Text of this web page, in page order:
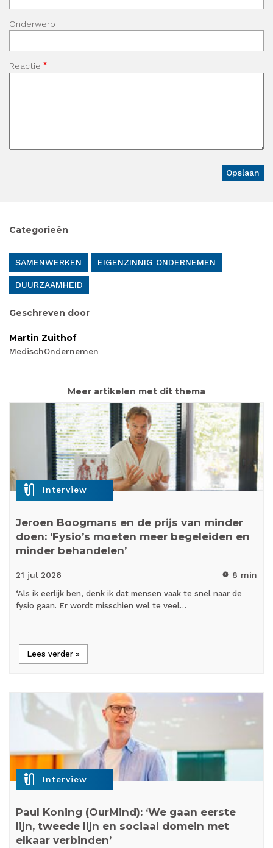
Onderwerp
Reactie
Categorieën
SAMENWERKEN EIGENZINNIG ONDERNEMEN
DUURZAAMHEID
Geschreven door
Martin Zuithof
MedischOndernemen
Meer artikelen met dit thema
mic_external_on Interview
Jeroen Boogmans en de prijs van minder
doen: ‘Fysio’s moeten meer begeleiden en
minder behandelen’
21 jul 2026 timer 8 min
‘Als ik eerlijk ben, denk ik dat mensen vaak te snel naar de
fysio gaan. Er wordt misschien wel te veel…
Lees verder »
mic_external_on Interview
Paul Koning (OurMind): ‘We gaan eerste
lijn, tweede lijn en sociaal domein met
elkaar verbinden’